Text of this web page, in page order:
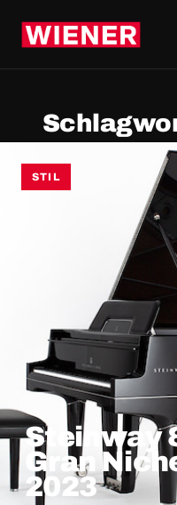
STIL
Steinway
Gran
2023